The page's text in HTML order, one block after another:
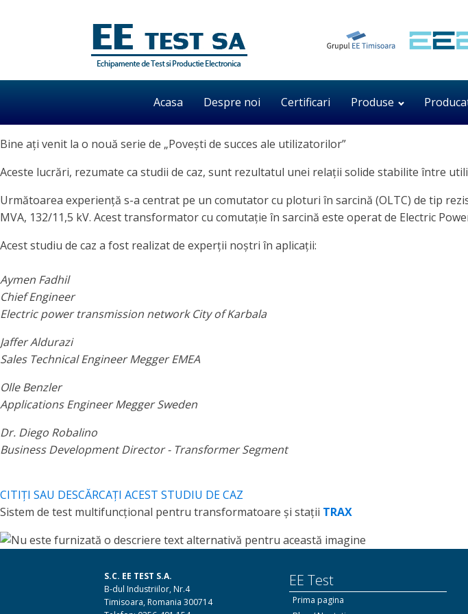
Acasa Despre noi Certificari Produse
Bine ați venit la o nouă serie de „Povești de succes ale utilizatorilor”
Aceste lucrări, rezumate ca studii de caz, sunt rezultatul unei relații solide stabilite între
Următoarea experiență s-a centrat pe un comutator cu ploturi în sarcină (OLTC) de tip
MVA, 132/11,5 kV. Acest transformator cu comutație în sarcină este operat de Electric
Acest studiu de caz a fost realizat de experții noștri în aplicații:
Aymen Fadhil
Chief Engineer
Electric power transmission network City of Karbala
Jaffer Aldurazi
Sales Technical Engineer Megger EMEA
Olle Benzler
Applications Engineer Megger Sweden
Dr. Diego Robalino
Business Development Director - Transformer Segment
CITIȚI SAU DESCĂRCAȚI ACEST STUDIU DE CAZ
Sistem de test multifuncțional pentru transformatoare și stații TRAX
S.C. EE TEST S.A.
B-dul Industriilor, Nr.4
Timisoara, Romania 300714
EE Test
Prima pagina